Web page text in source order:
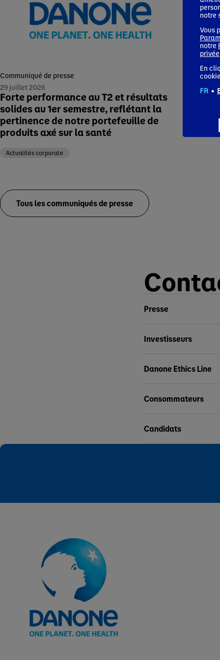
Communiqué de presse
29 juillet 2026
Forte performance au T2 et résultats
solides au 1er semestre, reflétant la
pertinence de notre portefeuille de
produits axé sur la santé
Actualités corporate
Tous les communiqués de presse
Presse
Investisseurs
Danone Ethics Line
Consommateurs
Candidats
notre
Vous
notre
privée
En
FR •